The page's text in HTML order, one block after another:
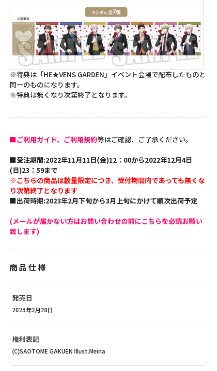
※特典は「HE★VENS GARDEN」イベント会場で配布したものと
同一のものになります。
※特典は無くなり次第終了となります。
■ご利用ガイド、ご利用規約等はご確認、ご了承ください。
■受注期間:2022年11月11日(金)12：00から2022年12月4日
(日)23：59まで
※こちらの商品は数量限定につき、受付期間内であっても無くな
り次第終了となります
■出荷時期:2023年2月下旬から3月上旬にかけて順次出荷予定
(メールが届かない方はお問い合わせの前にこちらを必読お願い
致します)
商品仕様
発売日
2023年2月28日
権利表記
(C)SAOTOME GAKUEN Illust.Meina